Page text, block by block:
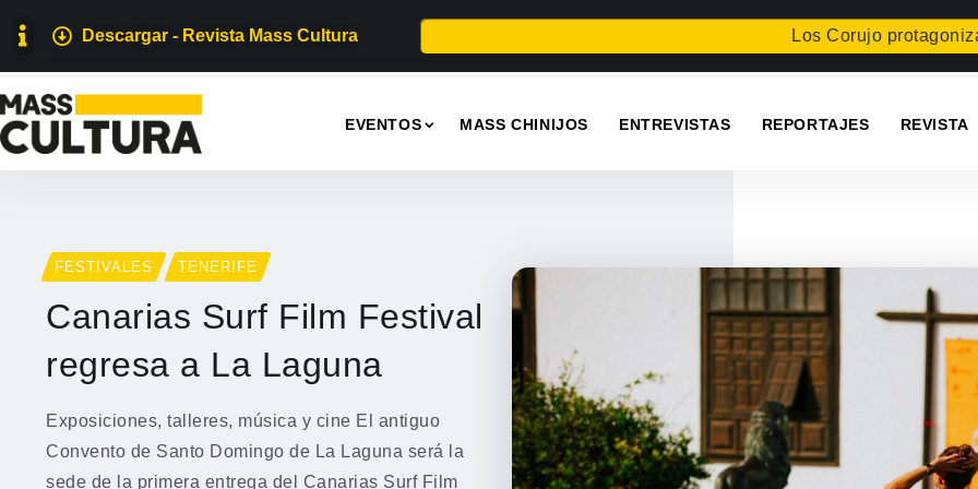
Descargar - Revista Mass Cultura Los Corujo protagonizan una
EVENTOS MASS CHINIJOS ENTREVISTAS REPORTAJES REVISTA
FESTIVALES TENERIFE
Canarias Surf Film Festival
regresa a La Laguna
Exposiciones, talleres, música y cine El antiguo
Convento de Santo Domingo de La Laguna será la
sede de la primera entrega del Canarias Surf Film